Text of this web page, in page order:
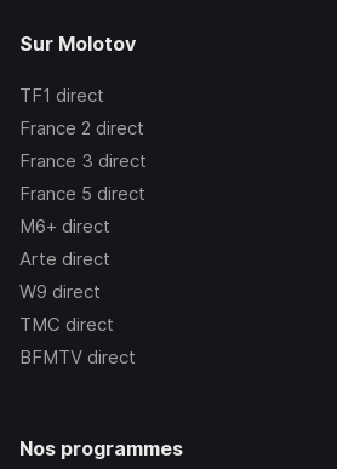
Sur Molotov
TF1 direct
France 2 direct
France 3 direct
France 5 direct
M6+ direct
Arte direct
W9 direct
TMC direct
BFMTV direct
Nos programmes